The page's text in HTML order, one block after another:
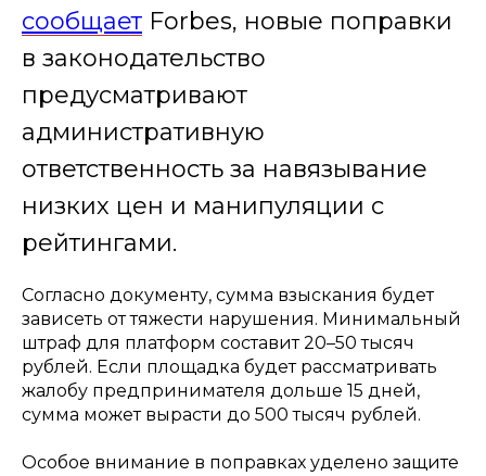
сообщает Forbes, новые поправки
в законодательство
предусматривают
административную
ответственность за навязывание
низких цен и манипуляции с
рейтингами.
Согласно документу, сумма взыскания будет
зависеть от тяжести нарушения. Минимальный
штраф для платформ составит 20–50 тысяч
рублей. Если площадка будет рассматривать
жалобу предпринимателя дольше 15 дней,
сумма может вырасти до 500 тысяч рублей.
Особое внимание в поправках уделено защите